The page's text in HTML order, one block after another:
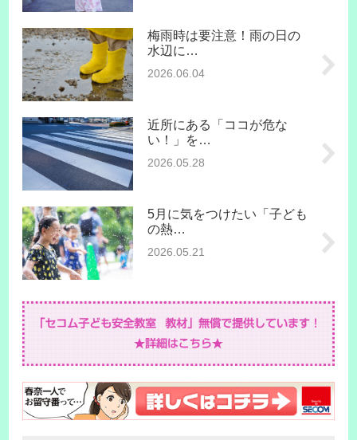
梅雨時は要注意！雨の日の
水辺に…
2026.06.04
近所にある「ココが危な
い！」を…
2026.05.28
5月に気をつけたい「子ども
の熱…
2026.05.21